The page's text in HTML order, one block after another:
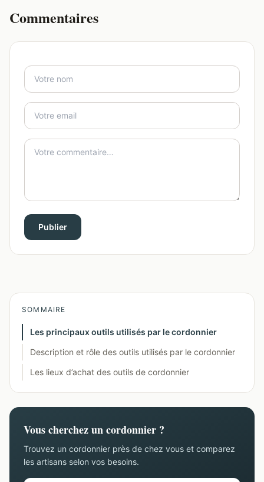
Commentaires
Publier
SOMMAIRE
Les principaux outils utilisés par le cordonnier
Description et rôle des outils utilisés par le cordonnier
Les lieux d’achat des outils de cordonnier
Vous cherchez un cordonnier ?
Trouvez un cordonnier près de chez vous et comparez
les artisans selon vos besoins.